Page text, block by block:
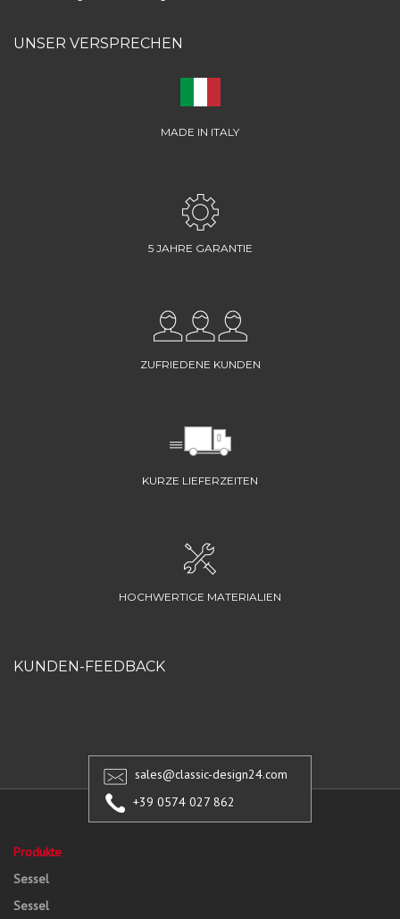
UNSER VERSPRECHEN
MADE IN ITALY
5 JAHRE GARANTIE
ZUFRIEDENE KUNDEN
KURZE LIEFERZEITEN
HOCHWERTIGE MATERIALIEN
KUNDEN-FEEDBACK
sales@classic-design24.com
+39 0574 027 862
Produkte
Sessel
Sessel